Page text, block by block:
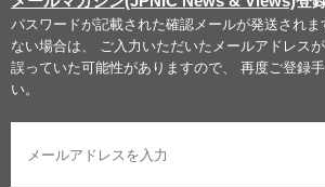
パスワードが記載された確認メールが発送され
ない場合は、 ご入力いただいたメールアドレスが
誤っていた可能性がありますので、 再度ご登録
い。